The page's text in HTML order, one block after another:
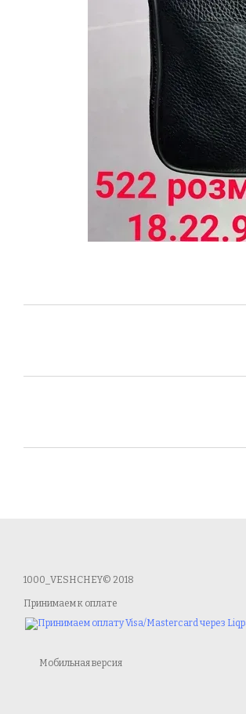
1000_VESHCHEY© 2018
Принимаем к оплате
Мобильная версия